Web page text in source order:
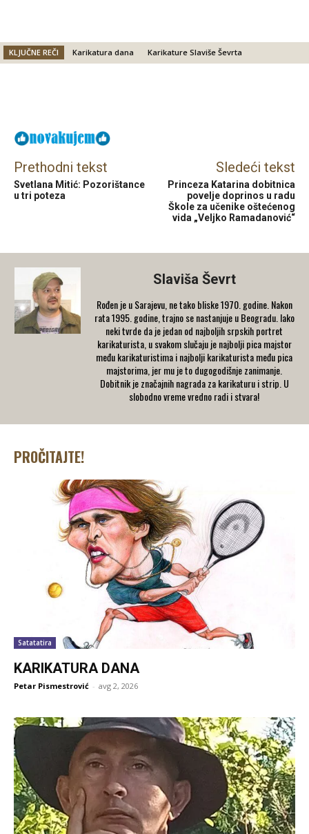
KLJUČNE REČI Karikatura dana Karikature Slaviše Ševrta
Prethodni tekst
Svetlana Mitić: Pozorištance
u tri poteza
Sledeći tekst
Princeza Katarina dobitnica
povelje doprinos u radu
Škole za učenike oštećenog
vida „Veljko Ramadanović“
Slaviša Ševrt
Rođen je u Sarajevu, ne tako bliske 1970. godine. Nakon
rata 1995. godine, trajno se nastanjuje u Beogradu. Iako
neki tvrde da je jedan od najboljih srpskih portret
karikaturista, u svakom slučaju je najbolji pica majstor
među karikaturistima i najbolji karikaturista među pica
majstorima, jer mu je to dugogodišnje zanimanje.
Dobitnik je značajnih nagrada za karikaturu i strip. U
slobodno vreme vredno radi i stvara!
PROČITAJTE!
Satatatira
KARIKATURA DANA
Petar Pismestrović - avg 2, 2026